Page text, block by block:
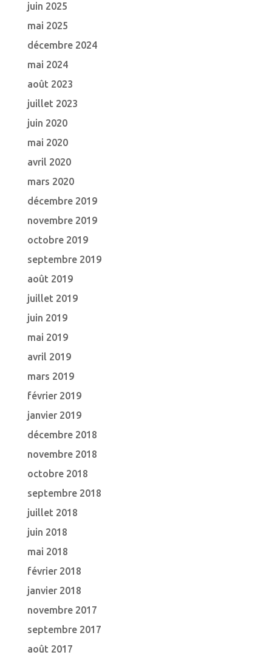
juin 2025
mai 2025
décembre 2024
mai 2024
août 2023
juillet 2023
juin 2020
mai 2020
avril 2020
mars 2020
décembre 2019
novembre 2019
octobre 2019
septembre 2019
août 2019
juillet 2019
juin 2019
mai 2019
avril 2019
mars 2019
février 2019
janvier 2019
décembre 2018
novembre 2018
octobre 2018
septembre 2018
juillet 2018
juin 2018
mai 2018
février 2018
janvier 2018
novembre 2017
septembre 2017
août 2017